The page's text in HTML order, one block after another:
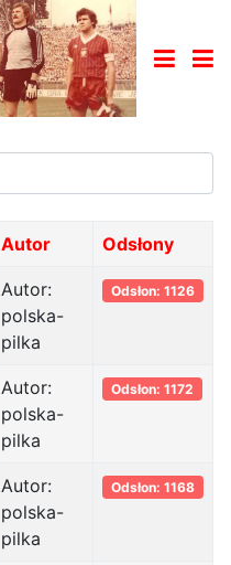
Autor Odsłony
Autor:
polska-
pilka
Odsłon: 1126
Autor:
polska-
pilka
Odsłon: 1172
Autor:
polska-
pilka
Odsłon: 1168